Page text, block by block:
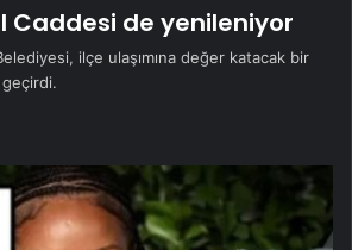
Caddesi de yenileniyor
ilçe ulaşımına değer katacak bir
geçirdi.